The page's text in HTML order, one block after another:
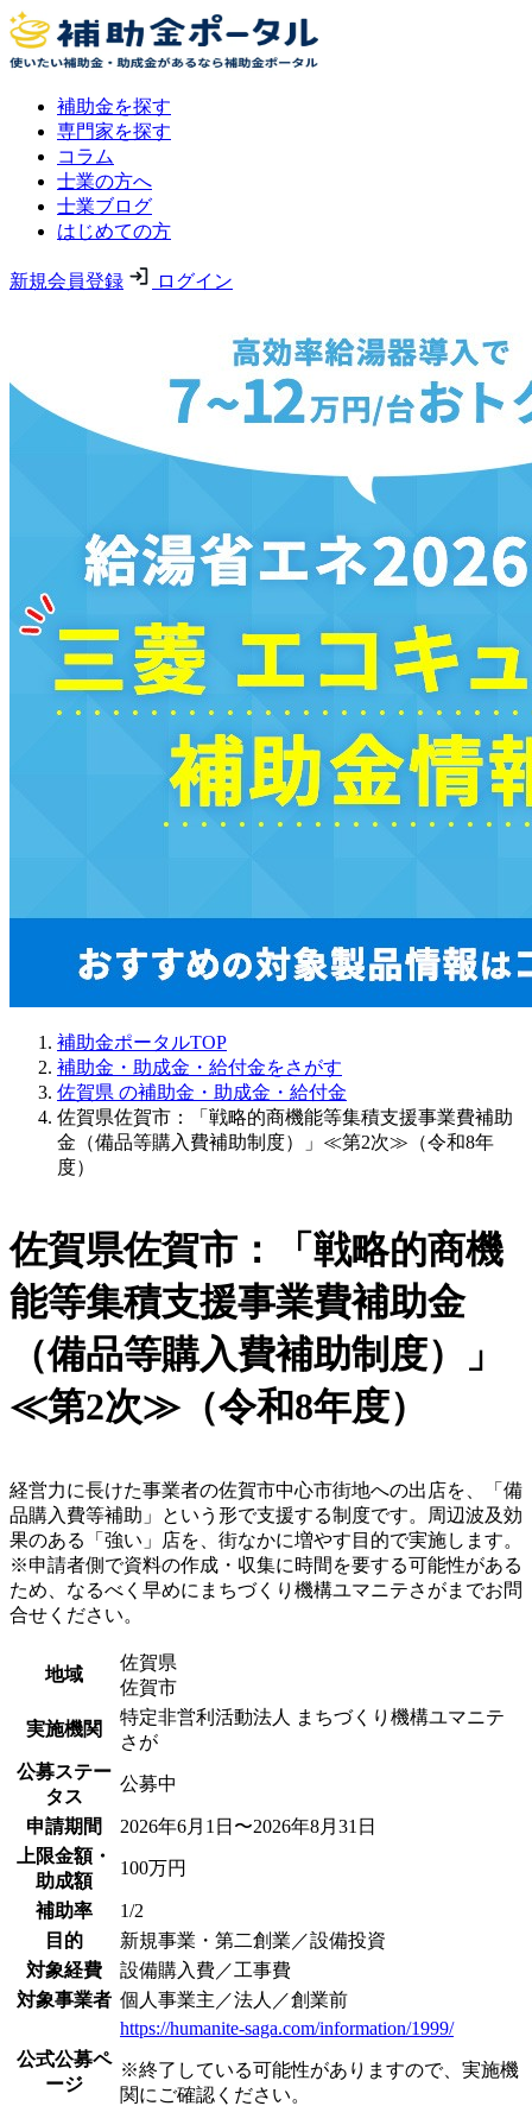
補助金を探す
専門家を探す
コラム
士業の方へ
士業ブログ
はじめての方
新規会員登録 ログイン
補助金ポータルTOP
補助金・助成金・給付金をさがす
佐賀県 の補助金・助成金・給付金
佐賀県佐賀市：「戦略的商機能等集積支援事業費補助
金（備品等購入費補助制度）」≪第2次≫（令和8年
度）
佐賀県佐賀市：「戦略的商機
能等集積支援事業費補助金
（備品等購入費補助制度）」
≪第2次≫（令和8年度）
経営力に長けた事業者の佐賀市中心市街地への出店を、「備
品購入費等補助」という形で支援する制度です。周辺波及効
果のある「強い」店を、街なかに増やす目的で実施します。
※申請者側で資料の作成・収集に時間を要する可能性がある
ため、なるべく早めにまちづくり機構ユマニテさがまでお問
合せください。
地域
佐賀県
佐賀市
実施機関
特定非営利活動法人 まちづくり機構ユマニテ
さが
公募ステー
タス
公募中
申請期間
2026年6月1日〜2026年8月31日
上限金額・
助成額
100万円
補助率
1/2
目的
新規事業・第二創業／設備投資
対象経費
設備購入費／工事費
対象事業者 個人事業主／法人／創業前
公式公募ペ
ージ
https://humanite-saga.com/information/1999/
※終了している可能性がありますので、実施機
関にご確認ください。